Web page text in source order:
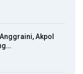
Akpol